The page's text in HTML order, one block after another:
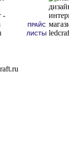
ПРАЙС
ЛИСТЫ